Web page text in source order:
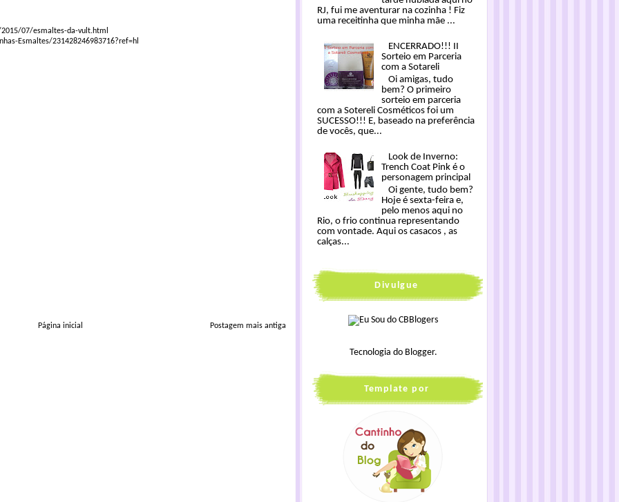
07/esmaltes-da-vult.html
Esmaltes/231428246983716?ref=hl
Postagem mais antiga
Página inicial
RJ, fui me aventurar na cozinha ! Fiz
uma receitinha que minha mãe ...
ENCERRADO!!! II
Sorteio em Parceria
com a Sotareli
Oi amigas, tudo
bem? O primeiro
sorteio em parceria
com a Sotereli Cosméticos foi um
SUCESSO!!! E, baseado na preferência
de vocês, que...
Look de Inverno:
Trench Coat Pink é o
personagem principal
Oi gente, tudo bem?
Hoje é sexta-feira e,
pelo menos aqui no
Rio, o frio continua representando
com vontade. Aqui os casacos , as
calças...
Divulgue
Tecnologia do Blogger.
Template por